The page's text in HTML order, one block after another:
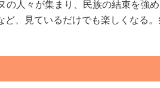
人々が集まり、民族の結束を強
、見ているだけでも楽しくなる